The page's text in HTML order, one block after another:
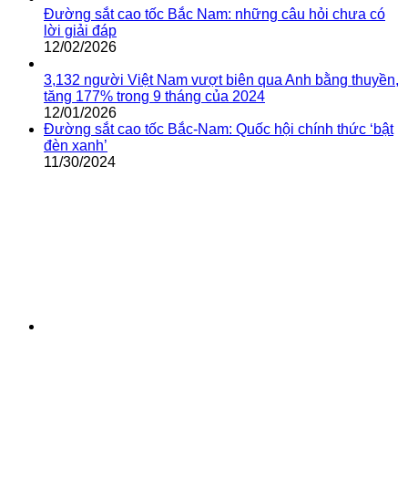
Đường sắt cao tốc Bắc Nam: những câu hỏi chưa có
lời giải đáp
12/02/2026
3,132 người Việt Nam vượt biên qua Anh bằng thuyền,
tăng 177% trong 9 tháng của 2024
12/01/2026
Đường sắt cao tốc Bắc-Nam: Quốc hội chính thức ‘bật
đèn xanh’
11/30/2024